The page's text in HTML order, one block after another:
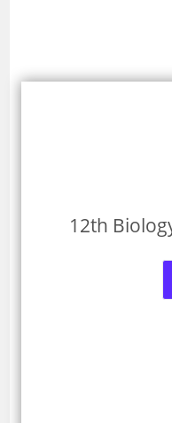
12th